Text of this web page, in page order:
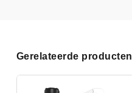
Gerelateerde producten